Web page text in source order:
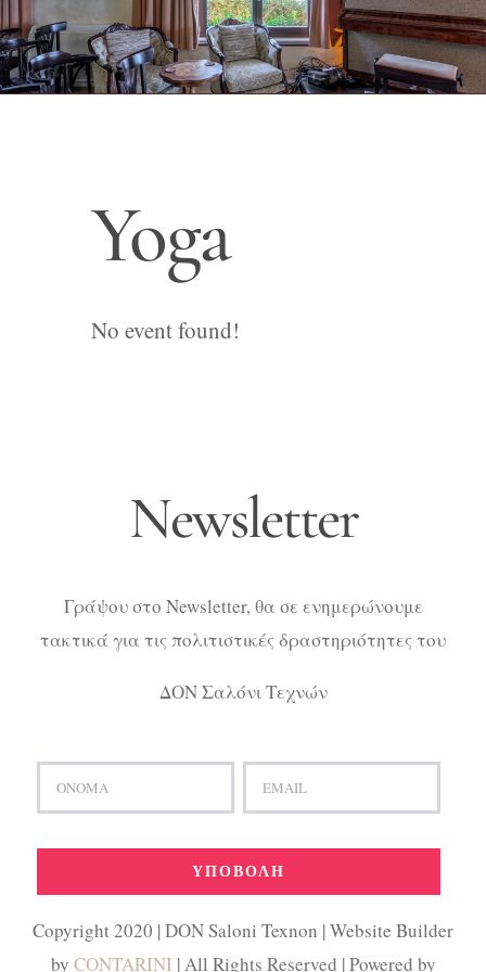
Yoga
No event found!
Newsletter
Γράψου στο Newsletter, θα σε ενημερώνουμε
τακτικά για τις πολιτιστικές δραστηριότητες του
ΔΟΝ Σαλόνι Τεχνών
Copyright 2020 | DON Saloni Texnon | Website Builder
by CONTARINI | All Rights Reserved | Powered by